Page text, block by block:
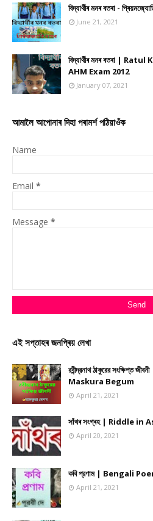
বিদ্যাৰ্থীৰ মনৰ বতৰা -
June 21, 2021
বিদ্যাৰ্থীৰ মনৰ বতৰা |
AHM Exam 2012
January 07, 2021
আমালৈ আপোনাৰ দিহা পৰামৰ্শ পঠিয়াওঁক
Name
Email *
Message *
এই সপ্তাহৰ জনপ্ৰিয় লেখা
রবীন্দ্রনাথ ঠাকুরের
Maskura Begum
April 21, 2021
সাঁথৰ সংগ্ৰহ | Riddle in
April 20, 2021
কবি প্রণাম | Bengali
April 21, 2021